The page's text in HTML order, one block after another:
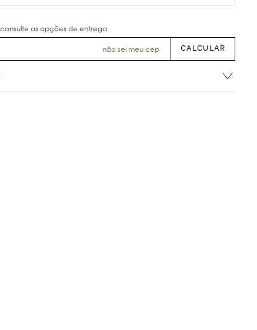
não sei meu cep